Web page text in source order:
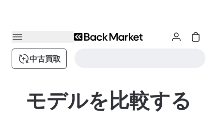
中古買取
モデルを比較する